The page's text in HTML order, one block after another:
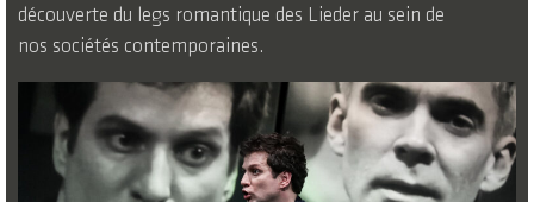
découverte du legs romantique des Lieder au sein de
nos sociétés contemporaines.